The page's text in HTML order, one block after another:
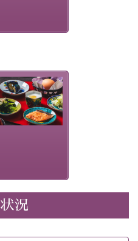
バス（事前予約制）
ご用意
クアウト10時
和食膳に使わ
訪の名産品を
入れ、安心・
長野県産...
況